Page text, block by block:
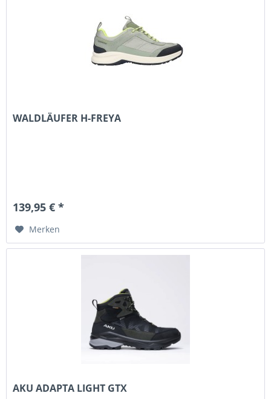
WALDLÄUFER H-FREYA
139,95 € *
Merken
AKU ADAPTA LIGHT GTX